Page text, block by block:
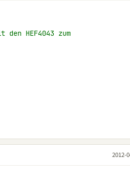
HEF4043 zum
2012-